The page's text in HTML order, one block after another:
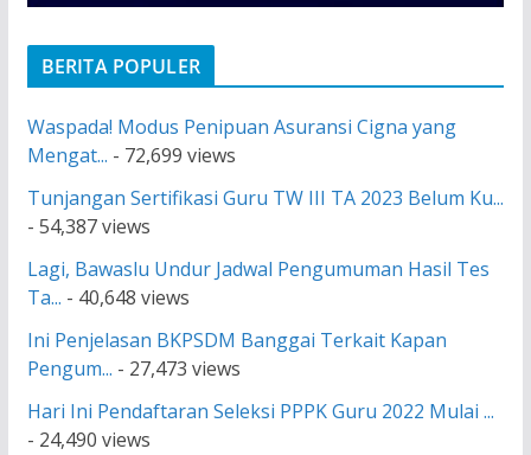
BERITA POPULER
Waspada! Modus Penipuan Asuransi Cigna yang
Mengat... - 72,699 views
Tunjangan Sertifikasi Guru TW III TA 2023 Belum Ku...
- 54,387 views
Lagi, Bawaslu Undur Jadwal Pengumuman Hasil Tes
Ta... - 40,648 views
Ini Penjelasan BKPSDM Banggai Terkait Kapan
Pengum... - 27,473 views
Hari Ini Pendaftaran Seleksi PPPK Guru 2022 Mulai ...
- 24,490 views